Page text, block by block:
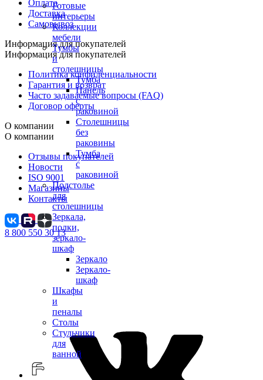
Готовые
интерьеры
Коллекции
мебели
Тумбы
и
столешницы
Тумба
Панель
с
раковиной
Столешницы
без
раковины
Тумба
с
раковиной
Подстолье
для
столешницы
Зеркала,
полки,
зеркало-
шкаф
Зеркало
Зеркало-
шкаф
Шкафы
и
пеналы
Столы
Стульчики
для
ванной
Оплата
Доставка
Самовывоз
Информация для покупателей
Информация для покупателей
Политика конфиденциальности
Гарантия и возврат
Часто задаваемые вопросы (FAQ)
Договор оферты
О компании
О компании
Отзывы покупателей
Новости
ISO 9001
Магазины
Контакты
8 800 550 30 13